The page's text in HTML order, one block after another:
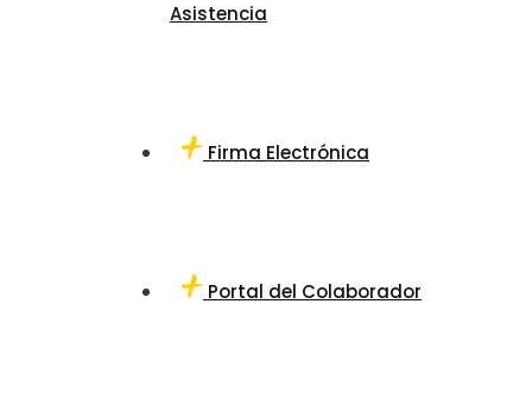
Asistencia
Firma Electrónica
Portal del Colaborador